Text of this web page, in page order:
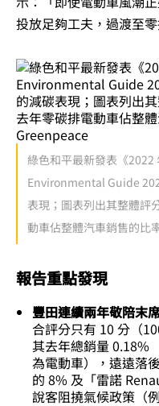
投放足夠工夫，過渡至零
綠色和平最新發表《
Environmental Guide
表現；圖表列出其整體評
動車佔整體汽車銷售的比
報告重點發現
豐田連續兩年敬陪末
合評分只有 10 分（
其去年總銷量 0.18%
為電動車），遠遠落
的 8% 及「雷諾
說客阻撓氣候政策（